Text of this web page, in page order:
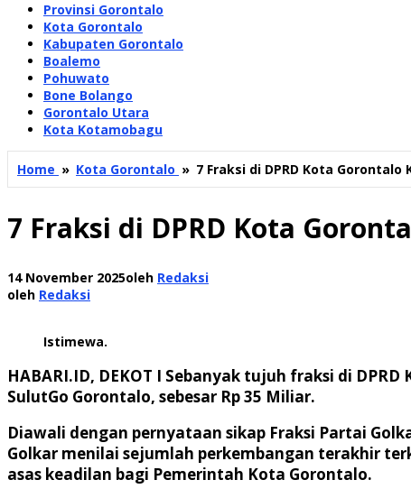
Provinsi Gorontalo
Kota Gorontalo
Kabupaten Gorontalo
Boalemo
Pohuwato
Bone Bolango
Gorontalo Utara
Kota Kotamobagu
Home » Kota Gorontalo » 7 Fraksi di DPRD Kota
7 Fraksi di DPRD Kota
14 November 2025oleh Redaksi
oleh Redaksi
Istimewa.
HABARI.ID, DEKOT I Sebanyak tujuh fraksi di
SulutGo Gorontalo, sebesar Rp 35 Miliar.
Diawali dengan pernyataan sikap Fraksi Partai
Golkar menilai sejumlah perkembangan terakhir
asas keadilan bagi Pemerintah Kota Gorontalo.